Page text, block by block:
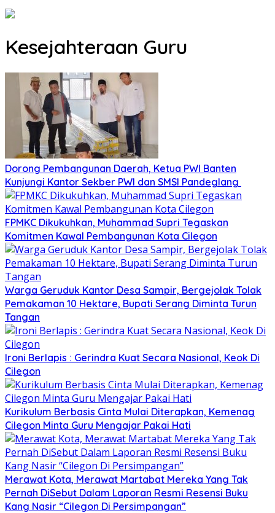
Kesejahteraan Guru
Dorong Pembangunan Daerah, Ketua PWI Banten
Kunjungi Kantor Sekber PWI dan SMSI Pandeglang
FPMKC Dikukuhkan, Muhammad Supri Tegaskan
Komitmen Kawal Pembangunan Kota Cilegon
Warga Geruduk Kantor Desa Sampir, Bergejolak Tolak
Pemakaman 10 Hektare, Bupati Serang Diminta Turun
Tangan
Ironi Berlapis : Gerindra Kuat Secara Nasional, Keok Di
Cilegon
Kurikulum Berbasis Cinta Mulai Diterapkan, Kemenag
Cilegon Minta Guru Mengajar Pakai Hati
Merawat Kota, Merawat Martabat Mereka Yang Tak
Pernah DiSebut Dalam Laporan Resmi Resensi Buku
Kang Nasir “Cilegon Di Persimpangan”